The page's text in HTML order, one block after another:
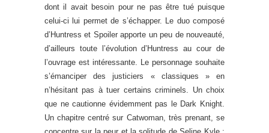
dont il avait besoin pour ne pas être tué puisque
celui-ci lui permet de s’échapper. Le duo composé
d’Huntress et Spoiler apporte un peu de nouveauté,
d’ailleurs toute l’évolution d’Huntress au cour de
l’ouvrage est intéressante. Le personnage souhaite
s’émanciper des justiciers « classiques » en
n’hésitant pas à tuer certains criminels. Un choix
que ne cautionne évidemment pas le Dark Knight.
Un chapitre centré sur Catwoman, très prenant, se